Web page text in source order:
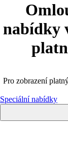
nabídky
Pro zobrazení
Speciální nabídky